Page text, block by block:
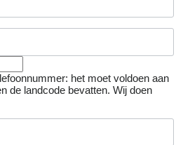
het moet voldoen aan
de landcode bevatten. Wij doen